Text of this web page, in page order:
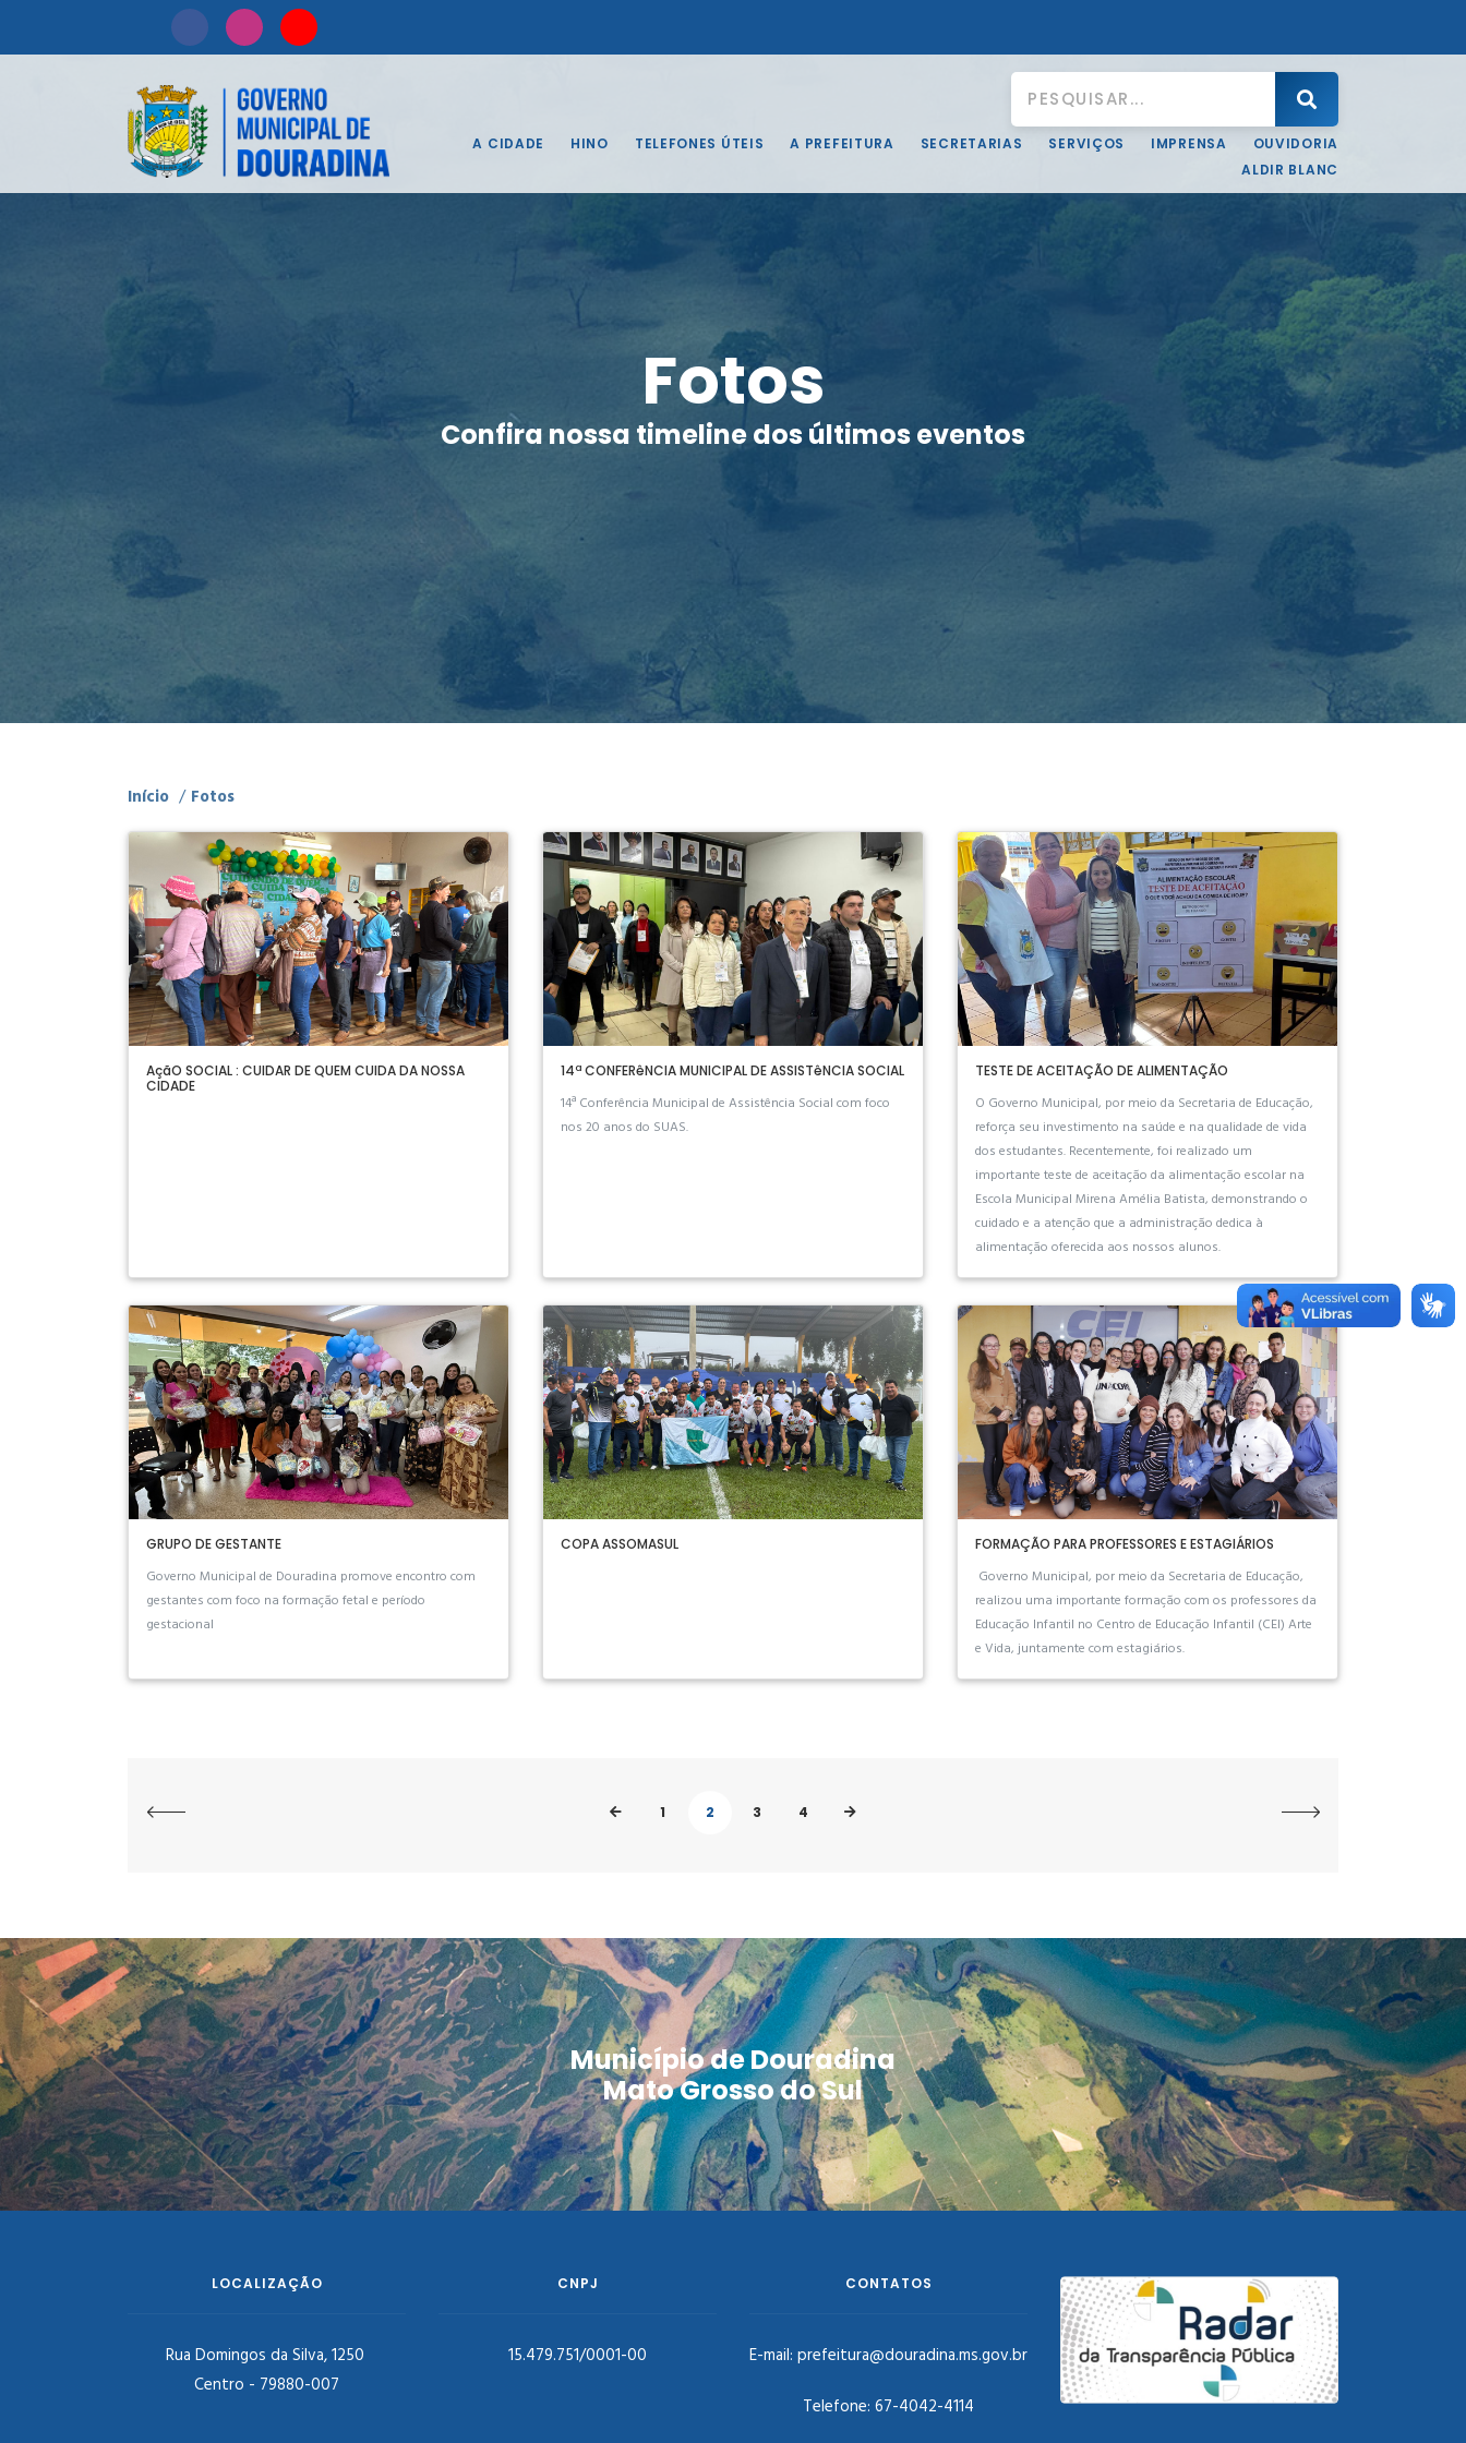
A CIDADE HINO TELEFONES ÚTEIS A PREFEITURA SECRETARIAS SERVIÇOS IMPRENSA
OUVIDORIA
ALDIR BLANC
Fotos
Confira nossa timeline dos últimos eventos
Início / Fotos
AçãO SOCIAL : CUIDAR DE QUEM CUIDA DA NOSSA
CIDADE
14ª CONFERêNCIA MUNICIPAL DE ASSISTêNCIA SOCIAL
14ª Conferência Municipal de Assistência Social com foco
nos 20 anos do SUAS.
TESTE DE ACEITAÇÃO DE ALIMENTAÇÃO
O Governo Municipal, por meio da Secretaria de Educação,
reforça seu investimento na saúde e na qualidade de vida
dos estudantes. Recentemente, foi realizado um
importante teste de aceitação da alimentação escolar na
Escola Municipal Mirena Amélia Batista, demonstrando o
cuidado e a atenção que a administração dedica à
alimentação oferecida aos nossos alunos.
GRUPO DE GESTANTE
Governo Municipal de Douradina promove encontro com
gestantes com foco na formação fetal e período
gestacional
COPA ASSOMASUL FORMAÇÃO PARA PROFESSORES E ESTAGIÁRIOS
Governo Municipal, por meio da Secretaria de Educação,
realizou uma importante formação com os professores da
Educação Infantil no Centro de Educação Infantil (CEI) Arte
e Vida, juntamente com estagiários.
1 2 3 4
Município de Douradina
Mato Grosso do Sul
LOCALIZAÇÃO
Rua Domingos da Silva, 1250
Centro - 79880-007
CNPJ
15.479.751/0001-00
CONTATOS
E-mail: prefeitura@douradina.ms.gov.br
Telefone: 67-4042-4114